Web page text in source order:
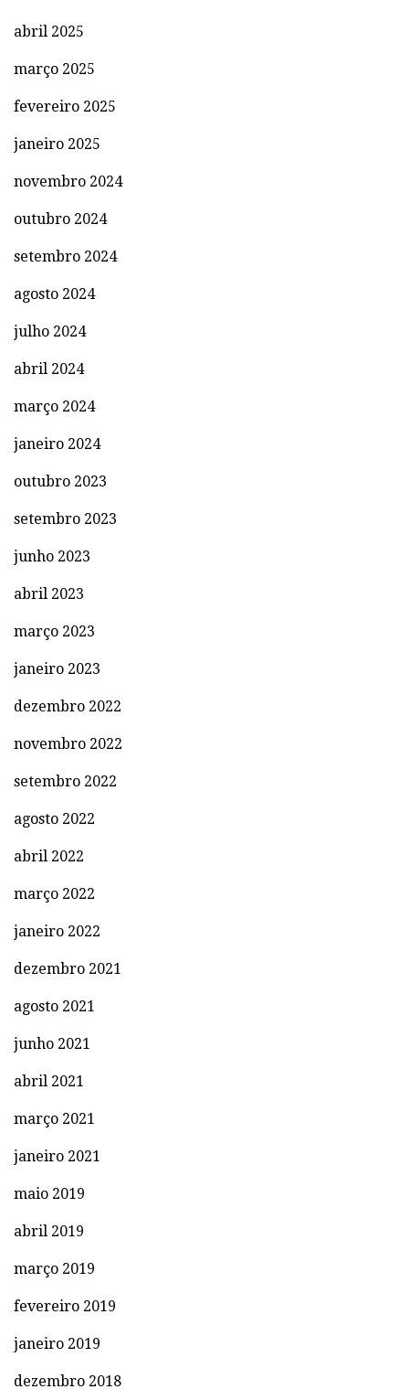
abril 2025
março 2025
fevereiro 2025
janeiro 2025
novembro 2024
outubro 2024
setembro 2024
agosto 2024
julho 2024
abril 2024
março 2024
janeiro 2024
outubro 2023
setembro 2023
junho 2023
abril 2023
março 2023
janeiro 2023
dezembro 2022
novembro 2022
setembro 2022
agosto 2022
abril 2022
março 2022
janeiro 2022
dezembro 2021
agosto 2021
junho 2021
abril 2021
março 2021
janeiro 2021
maio 2019
abril 2019
março 2019
fevereiro 2019
janeiro 2019
dezembro 2018